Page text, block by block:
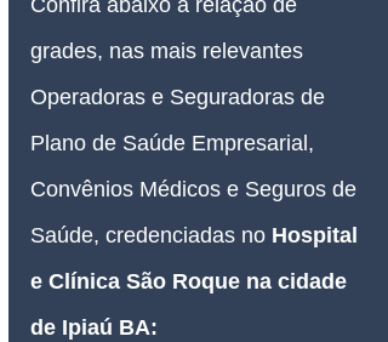
Confira abaixo à relação de
grades, nas mais relevantes
Operadoras e Seguradoras de
Plano de Saúde Empresarial,
Convênios Médicos e Seguros de
Saúde, credenciadas no Hospital
e Clínica São Roque na cidade
de Ipiaú BA: